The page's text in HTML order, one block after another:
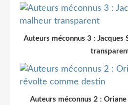
Auteurs méconnus 3 : Jacques
Auteurs méconnus 2 :